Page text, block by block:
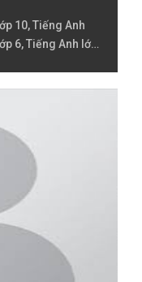
10, Tiếng Anh
6, Tiếng Anh lớp